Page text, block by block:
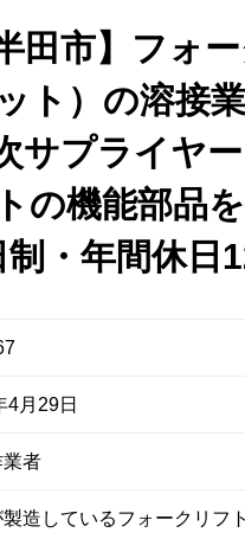
田市】フォ
ト）の溶接
サプライヤ
の機能部品
・年間休日
4月29日
者
造しているフォークリフ